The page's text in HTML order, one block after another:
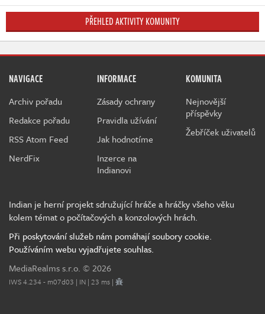
PŘEHLED AKTIVITY KOMUNITY
NAVIGACE
Archiv pořadu
Redakce pořadu
RSS Atom Feed
NerdFix
INFORMACE
Zásady ochrany
Pravidla užívání
Jak hodnotíme
Inzerce na
Indianovi
KOMUNITA
Nejnovější
příspěvky
Žebříček uživatelů
Indian je herní projekt sdružující hráče a hráčky všeho věku
kolem témat o počítačových a konzolových hrách.
Při poskytování služeb nám pomáhají soubory cookie.
Používáním webu vyjadřujete souhlas.
MediaRealms s.r.o. © 2026
IWS 4.234 - m07d03 | IN | 23 ms |